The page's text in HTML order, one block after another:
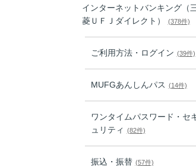
インターネットバンキング（
菱ＵＦＪダイレクト）
(378件)
ご利用方法・ログイン (39件)
MUFGあんしんパス (14件)
ワンタイムパスワード・セ
ュリティ
(82件)
振込・振替 (57件)